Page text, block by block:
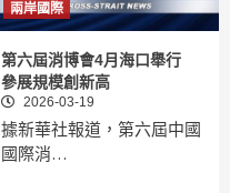
兩岸國際
第六屆消博會4月海口舉行
參展規模創新高
2026-03-19
據新華社報道，第六屆中國
國際消…